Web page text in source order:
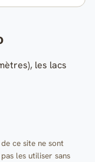
les lacs
ce site ne sont
les utiliser sans